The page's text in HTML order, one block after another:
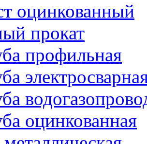
оцинкованный
прокат
профильная
оцинкованная